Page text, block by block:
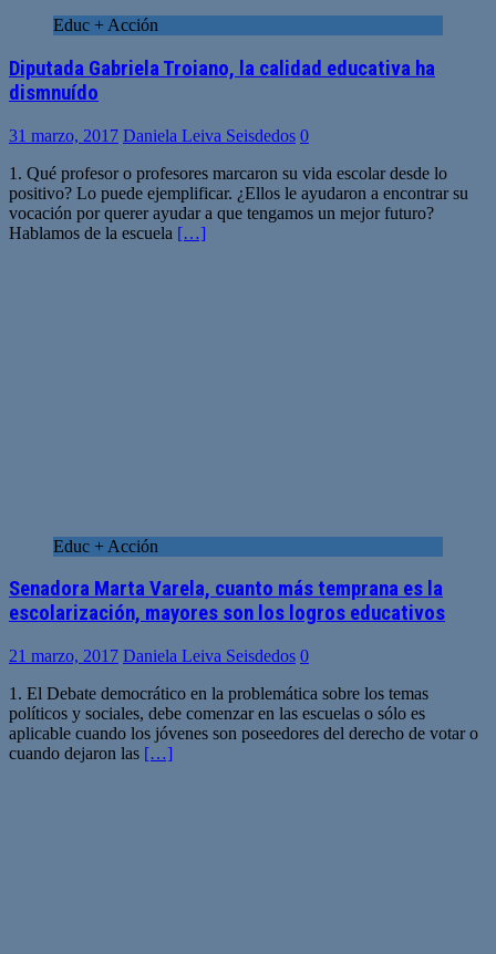
Educ + Acción
Diputada Gabriela Troiano, la calidad educativa ha
dismnuído
31 marzo, 2017 Daniela Leiva Seisdedos 0
1. Qué profesor o profesores marcaron su vida escolar desde lo
positivo? Lo puede ejemplificar. ¿Ellos le ayudaron a encontrar su
vocación por querer ayudar a que tengamos un mejor futuro?
Hablamos de la escuela […]
Educ + Acción
Senadora Marta Varela, cuanto más temprana es la
escolarización, mayores son los logros educativos
21 marzo, 2017 Daniela Leiva Seisdedos 0
1. El Debate democrático en la problemática sobre los temas
políticos y sociales, debe comenzar en las escuelas o sólo es
aplicable cuando los jóvenes son poseedores del derecho de votar o
cuando dejaron las […]